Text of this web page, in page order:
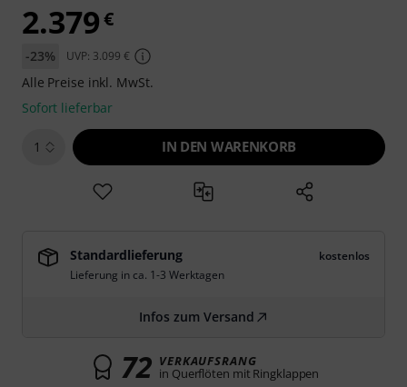
2.379€
-23% UVP: 3.099 €
Alle Preise inkl. MwSt.
Sofort lieferbar
1 IN DEN WARENKORB
Standardlieferung
kostenlos
Lieferung in ca. 1-3 Werktagen
Infos zum Versand
72 VERKAUFSRANG
in Querflöten mit Ringklappen